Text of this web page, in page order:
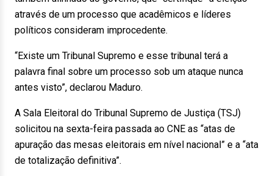
através de um processo que acadêmicos e líderes
políticos consideram improcedente.
“Existe um Tribunal Supremo e esse tribunal terá a
palavra final sobre um processo sob um ataque nunca
antes visto”, declarou Maduro.
A Sala Eleitoral do Tribunal Supremo de Justiça (TSJ)
solicitou na sexta-feira passada ao CNE as “atas de
apuração das mesas eleitorais em nível nacional” e a “ata
de totalização definitiva”.